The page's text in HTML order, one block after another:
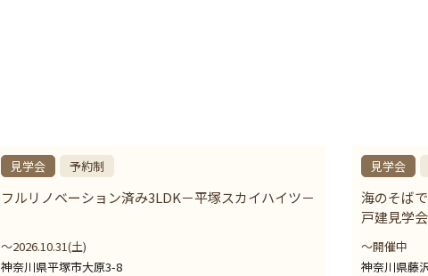
見学会 予約制
フルリノベーション済み3LDK－平塚スカイハイツ－
〜2026.10.31(土)
神奈川県平塚市大原3-8
見学会
海のそば
戸建見学会
〜開催中
神奈川県藤